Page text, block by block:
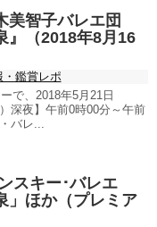
美智子バレエ団
』（2018年8月16
・鑑賞レポ
で、2018年5月21日
深夜】午前0時00分～午前
バレ...
スキー･バレエ
」ほか（プレミア